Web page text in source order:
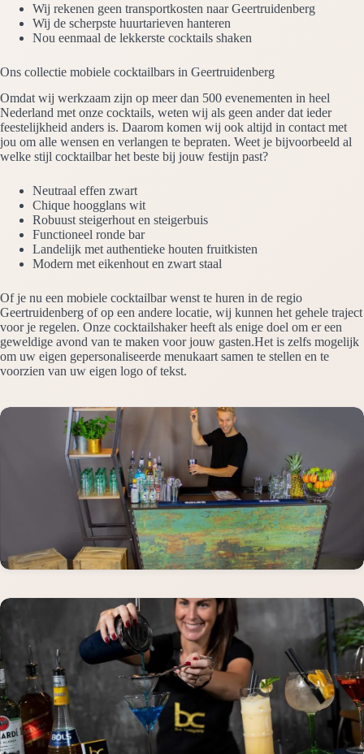
Wij rekenen geen transportkosten naar Geertruidenberg
Wij de scherpste huurtarieven hanteren
Nou eenmaal de lekkerste cocktails shaken
Ons collectie mobiele cocktailbars in Geertruidenberg
Omdat wij werkzaam zijn op meer dan 500 evenementen in heel
Nederland met onze cocktails, weten wij als geen ander dat ieder
feestelijkheid anders is. Daarom komen wij ook altijd in contact met
jou om alle wensen en verlangen te bepraten. Weet je bijvoorbeeld al
welke stijl cocktailbar het beste bij jouw festijn past?
Neutraal effen zwart
Chique hoogglans wit
Robuust steigerhout en steigerbuis
Functioneel ronde bar
Landelijk met authentieke houten fruitkisten
Modern met eikenhout en zwart staal
Of je nu een mobiele cocktailbar wenst te huren in de regio
Geertruidenberg of op een andere locatie, wij kunnen het gehele traject
voor je regelen. Onze cocktailshaker heeft als enige doel om er een
geweldige avond van te maken voor jouw gasten.Het is zelfs mogelijk
om uw eigen gepersonaliseerde menukaart samen te stellen en te
voorzien van uw eigen logo of tekst.